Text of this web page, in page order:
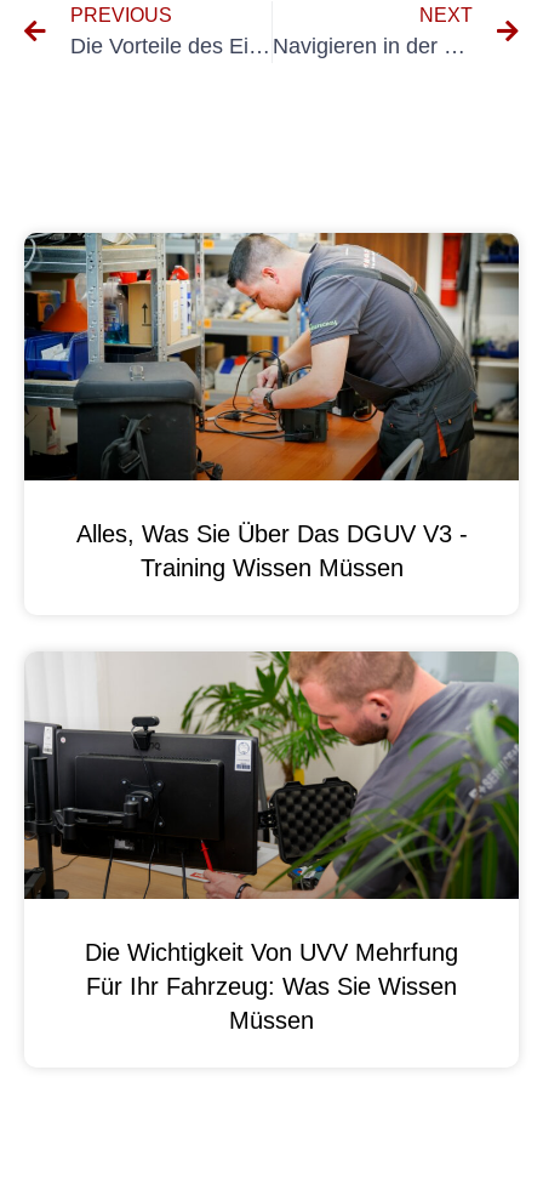
PREVIOUS
Die Vorteile des Einsatzes von UVV-Kleingeräten für Sicherheit und Effizienz
NEXT
Navigieren in der Welt der E-Check-Ladesäulen: Was Sie wissen müssen
Alles, Was Sie Über Das DGUV V3 -
Training Wissen Müssen
Die Wichtigkeit Von UVV Mehrfung
Für Ihr Fahrzeug: Was Sie Wissen
Müssen